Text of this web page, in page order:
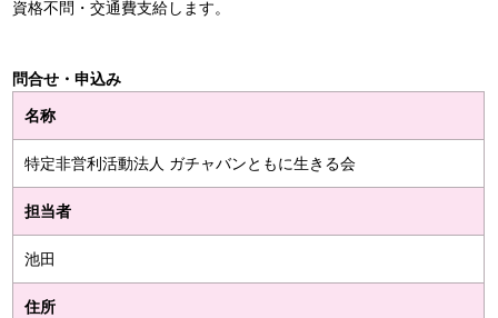
資格不問・交通費支給します。
問合せ・申込み
名称
特定非営利活動法人 ガチャバンともに生きる会
担当者
池田
住所